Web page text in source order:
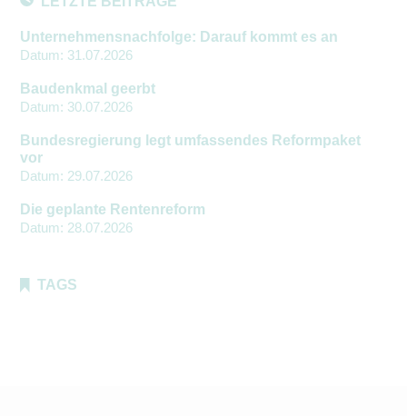
Unternehmensnachfolge: Darauf kommt es an
Datum: 31.07.2026
Baudenkmal geerbt
Datum: 30.07.2026
Bundesregierung legt umfassendes Reformpaket
vor
Datum: 29.07.2026
Die geplante Rentenreform
Datum: 28.07.2026
TAGS